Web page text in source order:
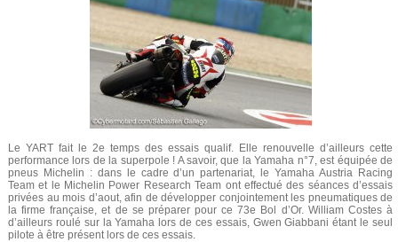
Le YART fait le 2e temps des essais qualif. Elle renouvelle d’ailleurs cette
performance lors de la superpole ! A savoir, que la Yamaha n°7, est équipée de
pneus Michelin : dans le cadre d’un partenariat, le Yamaha Austria Racing
Team et le Michelin Power Research Team ont effectué des séances d’essais
privées au mois d’aout, afin de développer conjointement les pneumatiques de
la firme française, et de se préparer pour ce 73e Bol d’Or. William Costes à
d’ailleurs roulé sur la Yamaha lors de ces essais, Gwen Giabbani étant le seul
pilote à être présent lors de ces essais.